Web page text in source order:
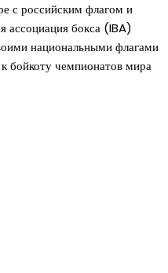
с российским флагом и
бокса (IBA)
национальными флагами
бойкоту чемпионатов мира